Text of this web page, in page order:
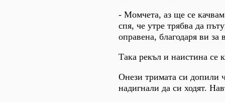
- Момчета, аз ще се качвам
спя, че утре трябва да
оправена, благодаря ви за
Така рекъл и наистина се
Онези тримата си допили
надигнали да си ходят.